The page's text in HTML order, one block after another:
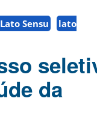
Sensu
lato
da